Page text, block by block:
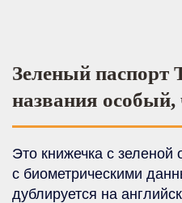
Зеленый паспорт
названия
Это книжечка с зеленой
с биометрическими
дублируется на